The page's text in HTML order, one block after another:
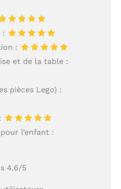
:
:
et de la table :
pièces Lego) :
l’enfant :
4.6/5